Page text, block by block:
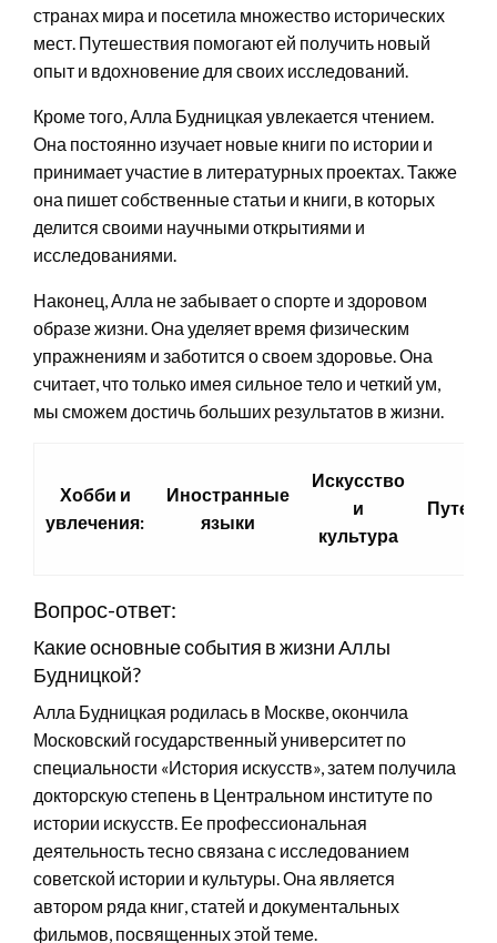
странах мира и посетила множество исторических
мест. Путешествия помогают ей получить новый
опыт и вдохновение для своих исследований.
Кроме того, Алла Будницкая увлекается чтением.
Она постоянно изучает новые книги по истории и
принимает участие в литературных проектах. Также
она пишет собственные статьи и книги, в которых
делится своими научными открытиями и
исследованиями.
Наконец, Алла не забывает о спорте и здоровом
образе жизни. Она уделяет время физическим
упражнениям и заботится о своем здоровье. Она
считает, что только имея сильное тело и четкий ум,
мы сможем достичь больших результатов в жизни.
Хобби и
увлечения:
Иностранные
языки
Искусство
и
культура
Вопрос-ответ:
Какие основные события в жизни Аллы
Будницкой?
Алла Будницкая родилась в Москве, окончила
Московский государственный университет по
специальности «История искусств», затем получила
докторскую степень в Центральном институте по
истории искусств. Ее профессиональная
деятельность тесно связана с исследованием
советской истории и культуры. Она является
автором ряда книг, статей и документальных
фильмов, посвященных этой теме.